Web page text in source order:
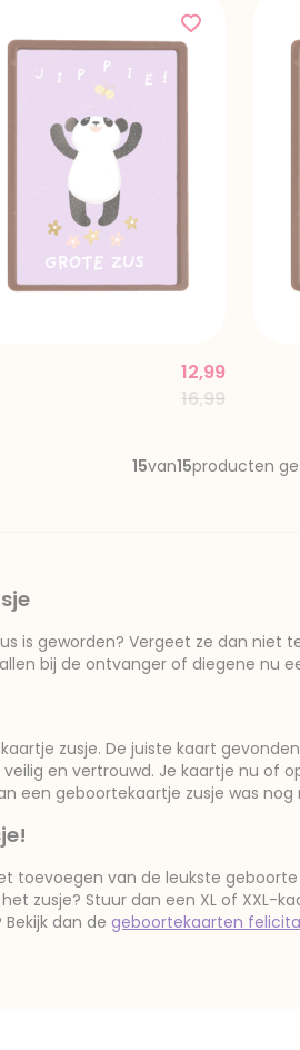
Price
16,99to
12,99
15van15producten
is geworden? Vergeet ze dan
bij de ontvanger of diegene nu
zusje. De juiste kaart
en vertrouwd. Je kaartje nu of
een geboortekaartje zusje was nog
toevoegen van de leukste
zusje? Stuur dan een XL of XXL-
dan de geboortekaarten